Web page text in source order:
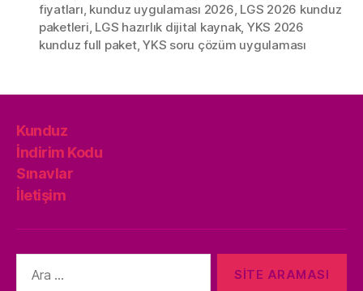
fiyatları, kunduz uygulaması 2026, LGS 2026 kunduz
paketleri, LGS hazırlık dijital kaynak, YKS 2026
kunduz full paket,YKS soru çözüm uygulaması
Kunduz
İndirim Kodu
Sınavlar
İletişim
yap: